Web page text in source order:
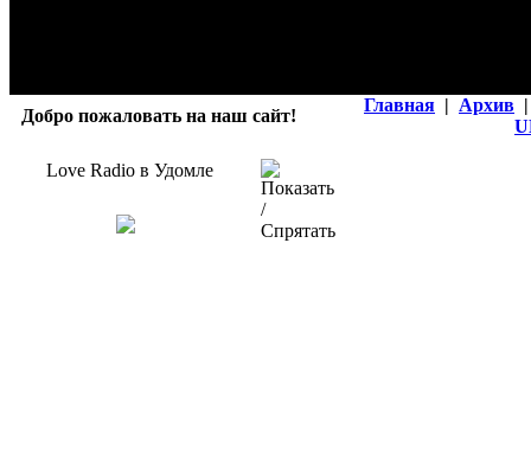
Добро пожаловать на наш сайт!
Главная | Архив |
Love Radio в Удомле